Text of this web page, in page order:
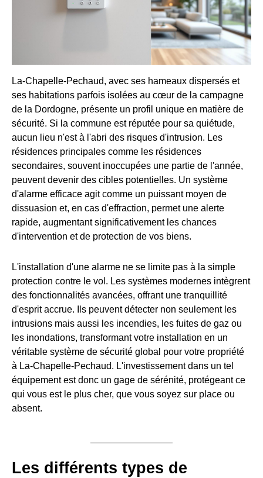
La-Chapelle-Pechaud, avec ses hameaux dispersés et
ses habitations parfois isolées au cœur de la campagne
de la Dordogne, présente un profil unique en matière de
sécurité. Si la commune est réputée pour sa quiétude,
aucun lieu n'est à l'abri des risques d'intrusion. Les
résidences principales comme les résidences
secondaires, souvent inoccupées une partie de l'année,
peuvent devenir des cibles potentielles. Un système
d'alarme efficace agit comme un puissant moyen de
dissuasion et, en cas d'effraction, permet une alerte
rapide, augmentant significativement les chances
d'intervention et de protection de vos biens.
L'installation d'une alarme ne se limite pas à la simple
protection contre le vol. Les systèmes modernes intègrent
des fonctionnalités avancées, offrant une tranquillité
d'esprit accrue. Ils peuvent détecter non seulement les
intrusions mais aussi les incendies, les fuites de gaz ou
les inondations, transformant votre installation en un
véritable système de sécurité global pour votre propriété
à La-Chapelle-Pechaud. L'investissement dans un tel
équipement est donc un gage de sérénité, protégeant ce
qui vous est le plus cher, que vous soyez sur place ou
absent.
Les différents types de